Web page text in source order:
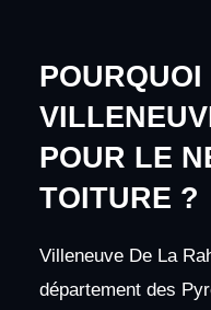
POUR LE
TOITURE ?
Villeneuve De La
département des